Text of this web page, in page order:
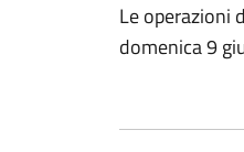
Le operazioni
domenica 9